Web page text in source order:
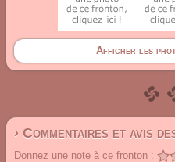
Afficher les
› Commentaires et avis
Donnez une note à ce fronton :